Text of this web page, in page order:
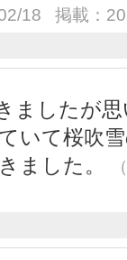
02/18 掲載：
ましたが
いて桜吹
ました。